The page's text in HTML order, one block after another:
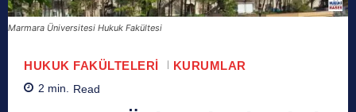
Marmara Üniversitesi Hukuk Fakültesi
HUKUK FAKÜLTELERI KURUMLAR
2 min. Read